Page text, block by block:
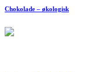
Chokolade – økologisk